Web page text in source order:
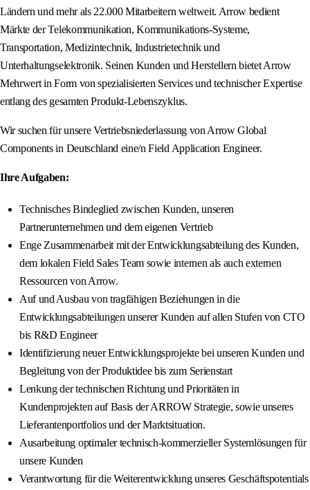
Ländern und mehr als 22.000 Mitarbeitern weltweit. Arrow bedient
Märkte der Telekommunikation, Kommunikations-Systeme,
Transportation, Medizintechnik, Industrietechnik und
Unterhaltungselektronik. Seinen Kunden und Herstellern bietet Arrow
Mehrwert in Form von spezialisierten Services und technischer Expertise
entlang des gesamten Produkt-Lebenszyklus.
Wir suchen für unsere Vertriebsniederlassung von Arrow Global
Components in Deutschland eine/n Field Application Engineer.
Ihre Aufgaben:
Technisches Bindeglied zwischen Kunden, unseren
Partnerunternehmen und dem eigenen Vertrieb
Enge Zusammenarbeit mit der Entwicklungsabteilung des Kunden,
dem lokalen Field Sales Team sowie internen als auch externen
Ressourcen von Arrow.
Auf und Ausbau von tragfähigen Beziehungen in die
Entwicklungsabteilungen unserer Kunden auf allen Stufen von CTO
bis R&D Engineer
Identifizierung neuer Entwicklungsprojekte bei unseren Kunden und
Begleitung von der Produktidee bis zum Serienstart
Lenkung der technischen Richtung und Prioritäten in
Kundenprojekten auf Basis der ARROW Strategie, sowie unseres
Lieferantenportfolios und der Marktsituation.
Ausarbeitung optimaler technisch-kommerzieller Systemlösungen für
unsere Kunden
Verantwortung für die Weiterentwicklung unseres Geschäftspotentials